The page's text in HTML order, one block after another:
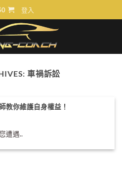
0 登入
車禍訴訟
教你維護自身權益！
遭遇..